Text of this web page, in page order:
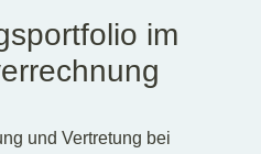
im
und Vertretung bei